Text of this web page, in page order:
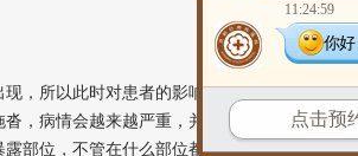
所以此时对患者的影响不大。此时，如果病
，病情会越来越严重，并逐渐发展为全身性
部位，不管在什么部位都是可以治疗的，患
11:24:59
你好
点击预